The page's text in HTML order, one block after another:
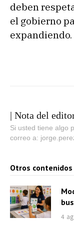
deben
el gobierno
expandiendo.
| Nota del
Si usted tiene algo
correo a:
Otros contenidos
4